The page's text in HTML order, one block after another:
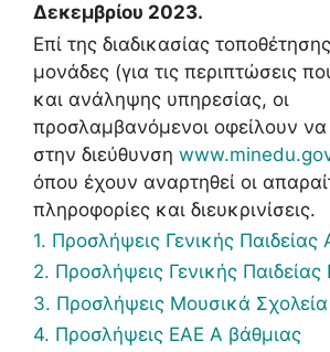
Δεκεμβρίου 2023.
Επί της διαδικασίας
μονάδες (για τις περιπτώσεις
και ανάληψης υπηρεσίας, οι
προσλαμβανόμενοι οφείλουν
στην διεύθυνση
όπου έχουν αναρτηθεί οι
πληροφορίες και διευκρινίσεις.
1. Προσλήψεις Γενικής Παιδείας
2. Προσλήψεις Γενικής Παιδείας
3. Προσλήψεις Μουσικά Σχολεία
4. Προσλήψεις ΕΑΕ Α βάθμιας